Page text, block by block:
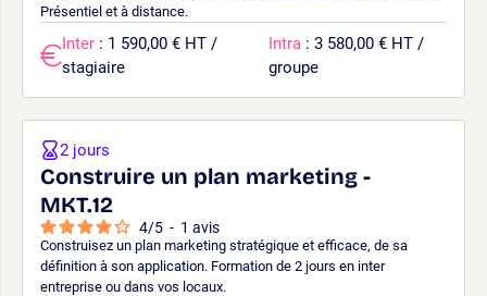
Présentiel et à distance.
Inter : 1 590,00 € HT /
stagiaire
Intra : 3 580,00 € HT /
groupe
Construire un plan marketing -
MKT.12
4/5 - 1 avis
Construisez un plan marketing stratégique et efficace, de sa
définition à son application. Formation de 2 jours en inter
entreprise ou dans vos locaux.
2 jours